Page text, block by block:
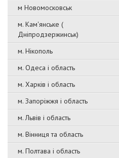
м Новомосковськ
м. Кам'янське (
Дніпродзержинськ)
м. Нікополь
м. Одеса і область
м. Харків і область
м. Запоріжжя і область
м. Львів і область
м. Вінниця та область
м. Полтава і область